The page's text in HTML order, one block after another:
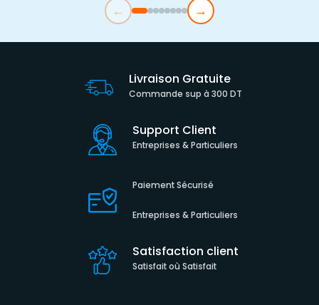
← →
Livraison Gratuite
Commande sup à 300 DT
Support Client
Entreprises & Particuliers
Paiement Sécurisé
Entreprises & Particuliers
Satisfaction client
Satisfait où Satisfait